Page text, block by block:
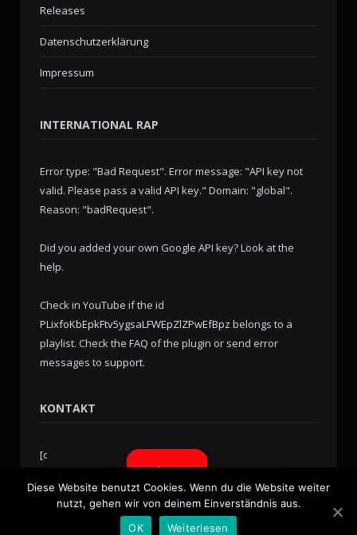
Releases
Datenschutzerklärung
Impressum
INTERNATIONAL RAP
Error type: "Bad Request". Error message: "API key not
valid. Please pass a valid API key." Domain: "global".
Reason: "badRequest".
Did you added your own Google API key? Look at the
help.
Check in YouTube if the id
PLixfoKbEpkFtv5ygsaLFWEpZlZPwEfBpz belongs to a
playlist. Check the FAQ of the plugin or send error
messages to support.
KONTAKT
[contact-form-7 id="276" title="Kontaktformular 1"]
Copyright since © 2012 TrueHipHop.Fm and Cultur.FM. All
Diese Website benutzt Cookies. Wenn du die Website weiter
nutzt, gehen wir von deinem Einverständnis aus.
OK
Weiterlesen